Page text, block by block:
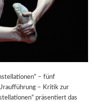
– fünf
– Kritik zur
präsentiert das